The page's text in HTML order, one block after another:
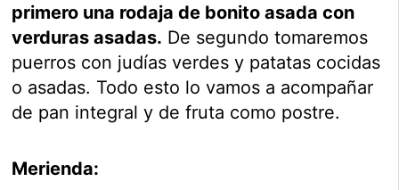
primero una rodaja de bonito asada con
verduras asadas. De segundo tomaremos
puerros con judías verdes y patatas cocidas
o asadas. Todo esto lo vamos a acompañar
de pan integral y de fruta como postre.
Merienda: